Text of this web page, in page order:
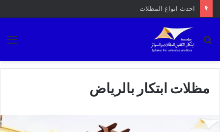
تصميم مظلة معدنية
بحث
مظلات ابتكار بالرياض